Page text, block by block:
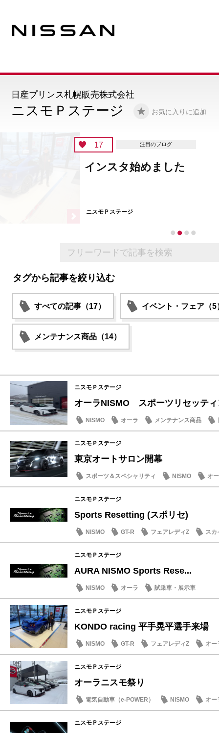
ニスモＰステージ お気に入りに追加
日産プリンス札幌販売株式会社
17 注目のブログ
インスタ始めました
ニスモＰステージ
タグから記事を絞り込む
すべての記事（17） イベント・フェア（5
メンテナンス商品（14）
ニスモＰステージ
オーラNISMO スポーツリセッティ
NISMO オーラ メンテナンス商品
ニスモＰステージ
東京オートサロン開幕
スポーツ＆スペシャリティ NISMO オ
ニスモＰステージ
Sports Resetting (スポリセ)
NISMO GT-R フェアレディZ スカ
ニスモＰステージ
AURA NISMO Sports Rese...
NISMO オーラ 試乗車・展示車
ニスモＰステージ
KONDO racing 平手晃平選手来場
NISMO GT-R フェアレディZ オー
ニスモＰステージ
オーラニスモ祭り
電気自動車（e-POWER） NISMO オー
ニスモＰステージ